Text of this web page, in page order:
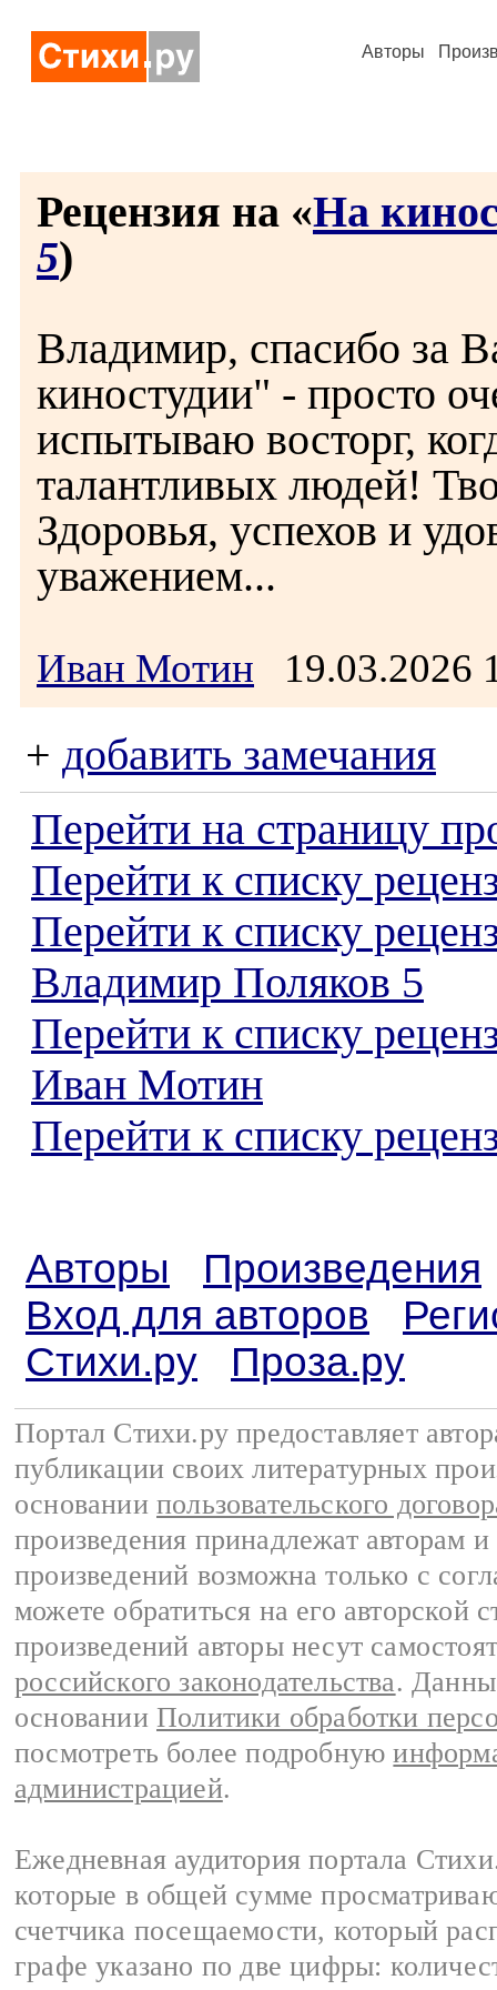
Авторы
Рецензия на «На
5)
Владимир, спасибо за
киностудии" - просто
испытываю восторг,
талантливых людей!
Здоровья, успехов и
уважением...
Иван Мотин
+ добавить замечания
Перейти на страницу
Перейти к списку
Перейти к списку
Владимир Поляков 5
Перейти к списку
Иван Мотин
Перейти к списку
Авторы
Произведения
Вход для авторов
Стихи.ру
Проза.ру
Портал Стихи.ру предоставляет
публикации своих литературных
основании пользовательского
произведения принадлежат авторам
произведений возможна только с
можете обратиться на его авторской
произведений авторы несут
российского законодательства.
основании Политики обработки
посмотреть более подробную
администрацией.
Ежедневная аудитория портала
которые в общей сумме
счетчика посещаемости, который
графе указано по две цифры: